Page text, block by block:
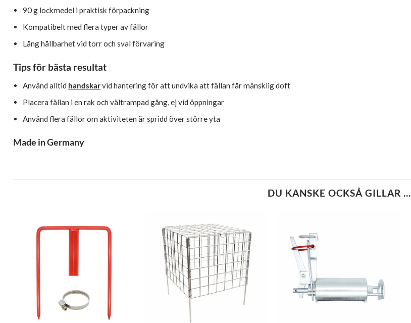
90 g lockmedel i praktisk förpackning
Kompatibelt med flera typer av fällor
Lång hållbarhet vid torr och sval förvaring
Tips för bästa resultat
Använd alltid handskarvid hantering för att undvika att fällan får mänsklig doft
Placera fällan i en rak och vältrampad gång, ej vid öppningar
Använd flera fällor om aktiviteten är spridd över större yta
Made in Germany
DU KANSKE OCKSÅ GILLAR …